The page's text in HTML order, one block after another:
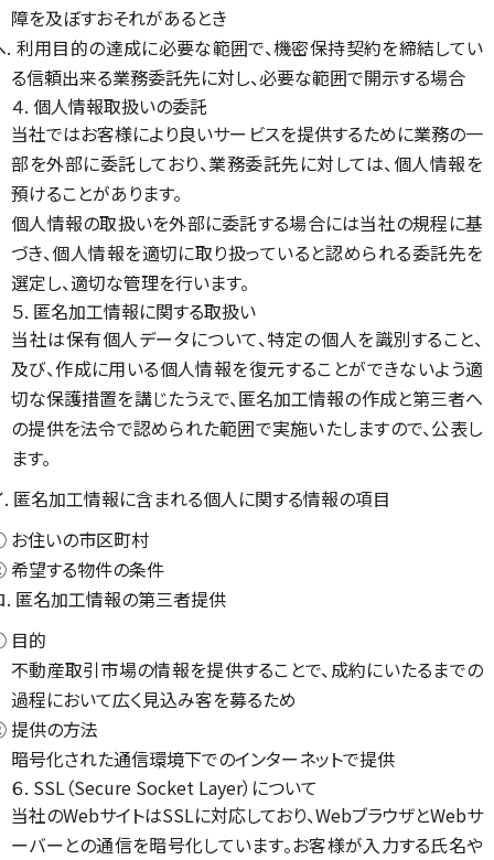
障を及ぼすおそれがあるとき
. 利用目的の達成に必要な範囲で、機密保持契約を締結してい
る信頼出来る業務委託先に対し、必要な範囲で開示する場合
４. 個人情報取扱いの委託
当社ではお客様により良いサービスを提供するために業務の一
部を外部に委託しており、業務委託先に対しては、個人情報を
預けることがあります。
個人情報の取扱いを外部に委託する場合には当社の規程に基
づき、個人情報を適切に取り扱っていると認められる委託先を
選定し、適切な管理を行います。
５. 匿名加工情報に関する取扱い
当社は保有個人データについて、特定の個人を識別すること、
及び、作成に用いる個人情報を復元することができないよう適
切な保護措置を講じたうえで、匿名加工情報の作成と第三者へ
の提供を法令で認められた範囲で実施いたしますので、公表し
ます。
. 匿名加工情報に含まれる個人に関する情報の項目
住いの市区町村
望する物件の条件
. 匿名加工情報の第三者提供
目的
不動産取引市場の情報を提供することで、成約にいたるまでの
過程において広く見込み客を募るため
供の方法
暗号化された通信環境下でのインターネットで提供
６. SSL（Secure Socket Layer）について
当社のWebサイトはSSLに対応しており、WebブラウザとWebサ
ーバーとの通信を暗号化しています。お客様が入力する氏名や